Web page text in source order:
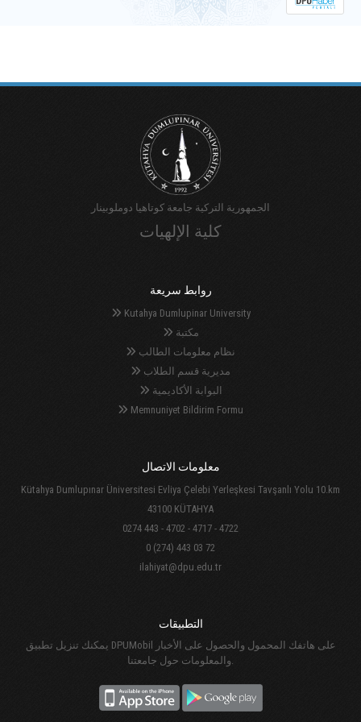
الجمهورية التركية جامعة كوتاهيا دوملوبينار
كلية الإلهيات
روابط سريعة
Kutahya Dumlupinar University
مكتبة
نظام معلومات الطالب
مديرية قسم الطلاب
البوابة الأكاديمية
Memnuniyet Bildirim Formu
معلومات الاتصال
Kütahya Dumlupınar Üniversitesi Evliya Çelebi Yerleşkesi Tavşanlı Yolu 10.km
43100 KÜTAHYA
0274 443 - 4702 - 4717 - 4722
0 (274) 443 03 72
ilahiyat@dpu.edu.tr
التطبيقات
يمكنك تنزيل تطبيق DPUMobil على هاتفك المحمول والحصول على الأخبار
والمعلومات حول جامعتنا.